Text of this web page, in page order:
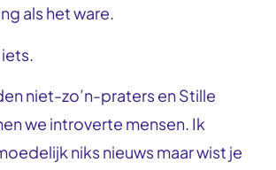
als het ware.
niet-zo’n-praters en Stille
we introverte mensen. Ik
niks nieuws maar wist je